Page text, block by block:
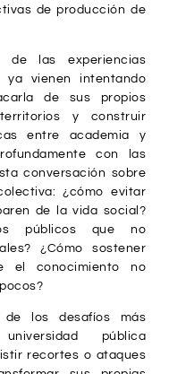
de producción de
de las experiencias
ya vienen intentando
de sus propios
y construir
entre academia y
con las
conversación sobre
¿cómo evitar
de la vida social?
públicos que no
¿Cómo sostener
el conocimiento no
los desafíos más
pública
recortes o ataques